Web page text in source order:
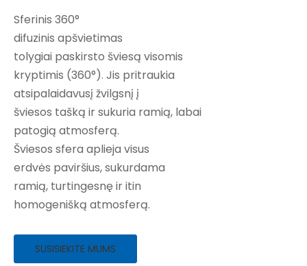
Sferinis 360°
difuzinis apšvietimas
tolygiai paskirsto šviesą visomis
kryptimis (360°). Jis pritraukia
atsipalaidavusį žvilgsnį į
šviesos tašką ir sukuria ramią, labai
patogią atmosferą.
Šviesos sfera aplieja visus
erdvės paviršius, sukurdama
ramią, turtingesnę ir itin
homogenišką atmosferą.
SUSISIEKITE MUMS